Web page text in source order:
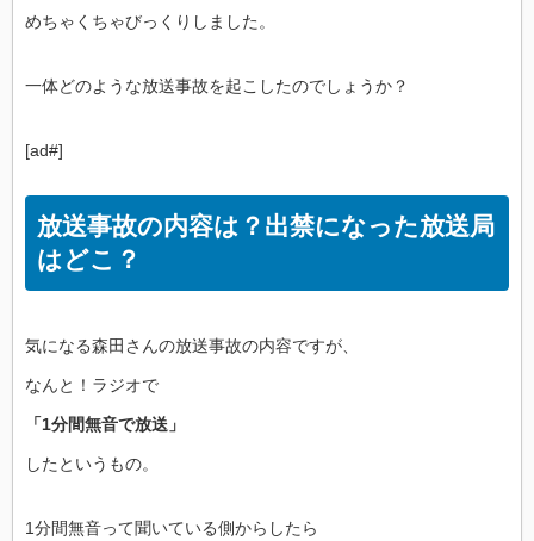
めちゃくちゃびっくりしました。
一体どのような放送事故を起こしたのでしょうか？
[ad#]
放送事故の内容は？出禁になった放送局
はどこ？
気になる森田さんの放送事故の内容ですが、
なんと！ラジオで
「1分間無音で放送」
したというもの。
1分間無音って聞いている側からしたら